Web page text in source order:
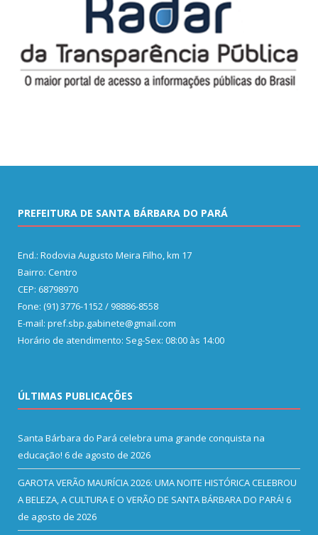
PREFEITURA DE SANTA BÁRBARA DO PARÁ
End.: Rodovia Augusto Meira Filho, km 17
Bairro: Centro
CEP: 68798970
Fone: (91) 3776-1152 / 98886-8558
E-mail: pref.sbp.gabinete@gmail.com
Horário de atendimento: Seg-Sex: 08:00 às 14:00
ÚLTIMAS PUBLICAÇÕES
Santa Bárbara do Pará celebra uma grande conquista na
educação! 6 de agosto de 2026
GAROTA VERÃO MAURÍCIA 2026: UMA NOITE HISTÓRICA CELEBROU
A BELEZA, A CULTURA E O VERÃO DE SANTA BÁRBARA DO PARÁ! 6
de agosto de 2026